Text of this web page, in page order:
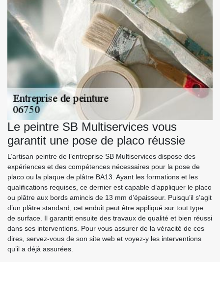
Le peintre SB Multiservices vous
garantit une pose de placo réussie
L’artisan peintre de l’entreprise SB Multiservices dispose des
expériences et des compétences nécessaires pour la pose de
placo ou la plaque de plâtre BA13. Ayant les formations et les
qualifications requises, ce dernier est capable d’appliquer le placo
ou plâtre aux bords amincis de 13 mm d’épaisseur. Puisqu’il s’agit
d’un plâtre standard, cet enduit peut être appliqué sur tout type
de surface. Il garantit ensuite des travaux de qualité et bien réussi
dans ses interventions. Pour vous assurer de la véracité de ces
dires, servez-vous de son site web et voyez-y les interventions
qu’il a déjà assurées.